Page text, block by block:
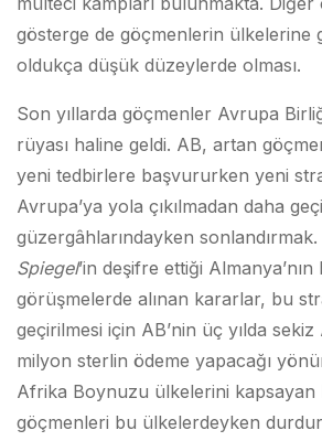
gösterge de göçmenlerin ülkelerine
oldukça düşük düzeylerde olması.
Son yıllarda göçmenler Avrupa
rüyası haline geldi. AB, artan
yeni tedbirlere başvururken yeni
Avrupa’ya yola çıkılmadan daha
güzergâhlarındayken
Spiegel’in deşifre ettiği Almanya’nın
görüşmelerde alınan kararlar, bu
geçirilmesi için AB’nin üç yılda
milyon sterlin ödeme yapacağı
Afrika Boynuzu ülkelerini kapsayan
göçmenleri bu ülkelerdeyken